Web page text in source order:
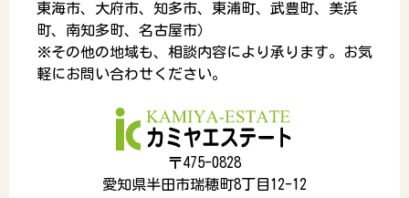
東海市、大府市、知多市、東浦町、武豊町、美浜
町、南知多町、名古屋市）
※その他の地域も、相談内容により承ります。お気
軽にお問い合わせください。
〒475-0828
愛知県半田市瑞穂町8丁目12-12